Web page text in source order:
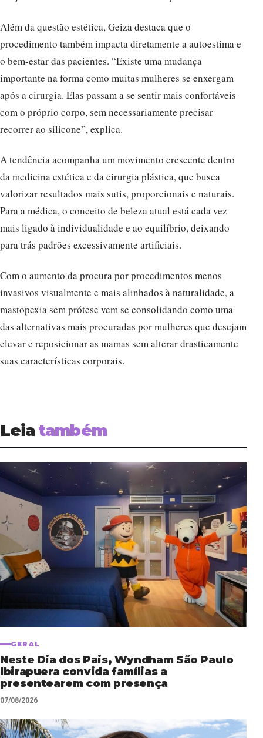
Além da questão estética, Geiza destaca que o
procedimento também impacta diretamente a autoestima e
o bem-estar das pacientes. “Existe uma mudança
importante na forma como muitas mulheres se enxergam
após a cirurgia. Elas passam a se sentir mais confortáveis
com o próprio corpo, sem necessariamente precisar
recorrer ao silicone”, explica.
A tendência acompanha um movimento crescente dentro
da medicina estética e da cirurgia plástica, que busca
valorizar resultados mais sutis, proporcionais e naturais.
Para a médica, o conceito de beleza atual está cada vez
mais ligado à individualidade e ao equilíbrio, deixando
para trás padrões excessivamente artificiais.
Com o aumento da procura por procedimentos menos
invasivos visualmente e mais alinhados à naturalidade, a
mastopexia sem prótese vem se consolidando como uma
das alternativas mais procuradas por mulheres que desejam
elevar e reposicionar as mamas sem alterar drasticamente
suas características corporais.
Leiatambém
GERAL
Neste Dia dos Pais, Wyndham São Paulo
Ibirapuera convida famílias a
presentearem com presença
07/08/2026